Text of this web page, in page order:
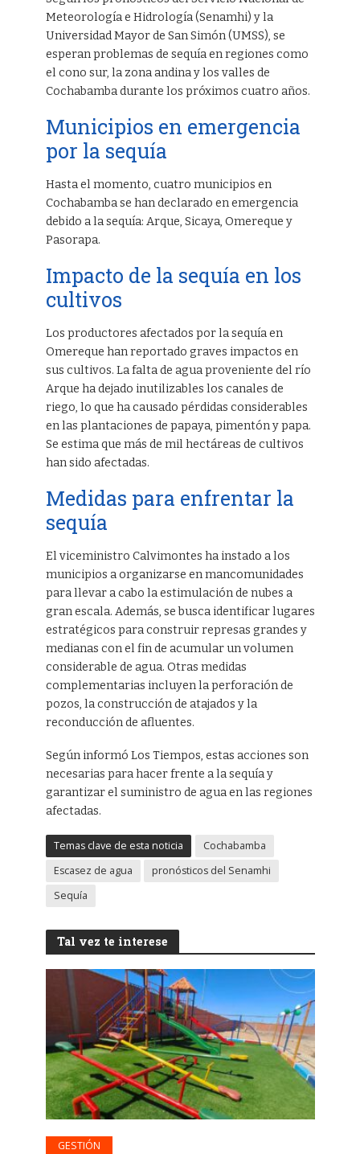
Meteorología e Hidrología (Senamhi) y la
Universidad Mayor de San Simón (UMSS), se
esperan problemas de sequía en regiones como
el cono sur, la zona andina y los valles de
Cochabamba durante los próximos cuatro años.
Municipios en emergencia
por la sequía
Hasta el momento, cuatro municipios en
Cochabamba se han declarado en emergencia
debido a la sequía: Arque, Sicaya, Omereque y
Pasorapa.
Impacto de la sequía en los
cultivos
Los productores afectados por la sequía en
Omereque han reportado graves impactos en
sus cultivos. La falta de agua proveniente del río
Arque ha dejado inutilizables los canales de
riego, lo que ha causado pérdidas considerables
en las plantaciones de papaya, pimentón y papa.
Se estima que más de mil hectáreas de cultivos
han sido afectadas.
Medidas para enfrentar la
sequía
El viceministro Calvimontes ha instado a los
municipios a organizarse en mancomunidades
para llevar a cabo la estimulación de nubes a
gran escala. Además, se busca identificar lugares
estratégicos para construir represas grandes y
medianas con el fin de acumular un volumen
considerable de agua. Otras medidas
complementarias incluyen la perforación de
pozos, la construcción de atajados y la
reconducción de afluentes.
Según informó Los Tiempos, estas acciones son
necesarias para hacer frente a la sequía y
garantizar el suministro de agua en las regiones
afectadas.
Temas clave de esta noticia
Cochabamba
Escasez de agua
pronósticos del Senamhi
Sequía
Tal vez te interese
GESTIÓN